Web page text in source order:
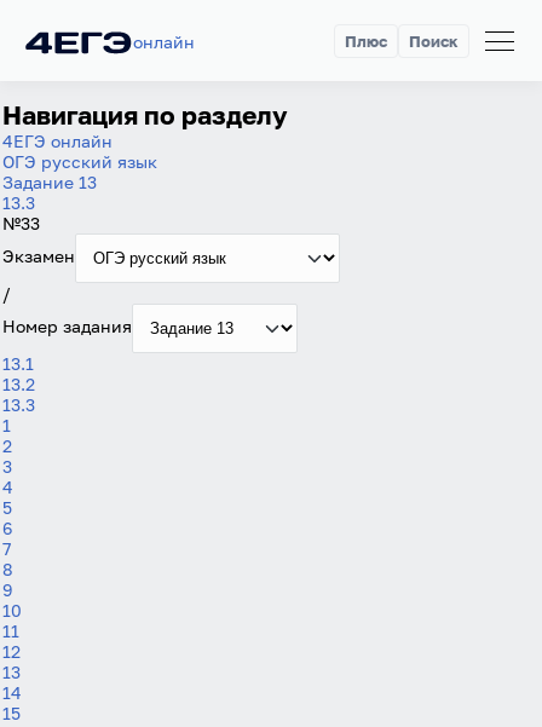
онлайн Плюс Поиск
Навигация по разделу
4ЕГЭ онлайн
ОГЭ русский язык
Задание 13
13.3
№33
Экзамен
/
Номер задания
13.1
13.2
13.3
1
2
3
4
5
6
7
8
9
10
11
12
13
14
15